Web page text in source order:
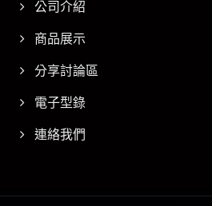
公司介紹
商品展示
分享討論區
電子型錄
連絡我們